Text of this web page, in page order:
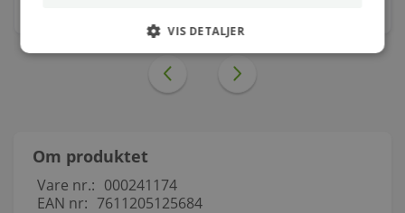
Om produktet
Vare nr.: 000241174
EAN nr: 7611205125684
VIS DETALJER